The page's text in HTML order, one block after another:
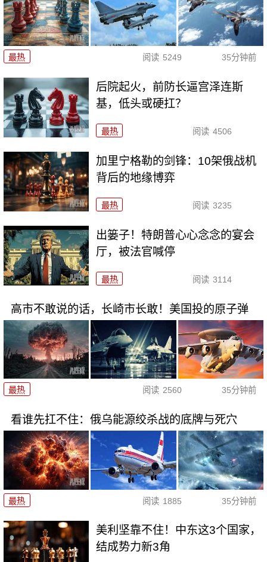
最热 阅读 5249 35分钟前
后院起火，前防长逼宫泽连斯
基，低头或硬扛？
最热 阅读 4506
加里宁格勒的剑锋：10架俄战机
背后的地缘博弈
最热 阅读 3235
出篓子！特朗普心心念念的宴会
厅，被法官喊停
最热 阅读 3114
高市不敢说的话，长崎市长敢！美国投的原子弹
最热 阅读 2560 35分钟前
看谁先扛不住：俄乌能源绞杀战的底牌与死穴
最热 阅读 1885 35分钟前
美利坚靠不住！中东这3个国家，
结成势力新3角